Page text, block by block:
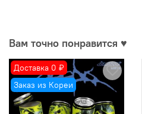
Вам точно понравится ♥
Доставка 0 ₽
Заказ из Кореи